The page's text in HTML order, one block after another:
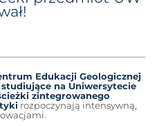
Edukacji Geologicznej
na Uniwersytecie
zintegrowanego
rozpoczynają intensywną,